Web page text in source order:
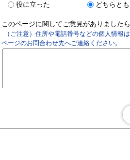
役に立った
どちらと
このページに関してご意見がありました
（ご注意）住所や電話番号などの個人情報
ページのお問合わせ先へご連絡ください。